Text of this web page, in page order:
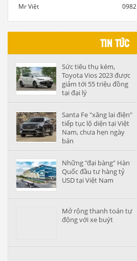
Mr Việt
TIN TỨC
Sức tiêu thụ kém,
Toyota Vios 2023 được
giảm tới 55 triệu đồng
tại đại lý
Santa Fe "xăng lai điện"
tiếp tục lộ diện tại Việt
Nam, chưa hẹn ngày
bán
Những "đại bàng" Hàn
Quốc đầu tư hàng tỷ
USD tại Việt Nam
Mở rộng thanh toán tự
động với xe buýt